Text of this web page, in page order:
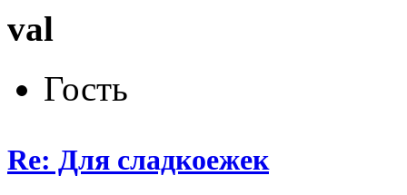
val
Гость
Re: Для сладкоежек